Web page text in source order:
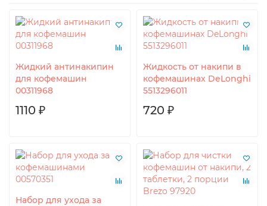
Жидкий антинакипин
для кофемашин
00311968
1110 ₽
Жидкость от накипи в
кофемашинах DeLonghi
5513296011
720 ₽
Набор для ухода за